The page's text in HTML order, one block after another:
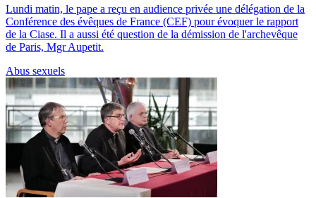
Lundi matin, le pape a reçu en audience privée une délégation de la
Conférence des évêques de France (CEF) pour évoquer le rapport
de la Ciase. Il a aussi été question de la démission de l'archevêque
de Paris, Mgr Aupetit.
Abus sexuels